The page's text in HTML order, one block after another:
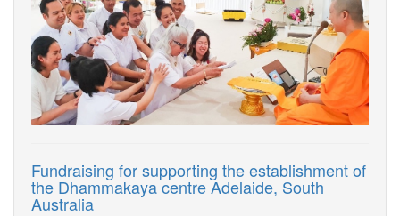
Fundraising for supporting the establishment of
the Dhammakaya centre Adelaide, South
Australia